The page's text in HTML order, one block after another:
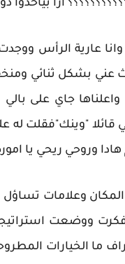
ازا بياخدوا
عارية الرأس
عني بشكل ثنائي
واعلناها جاي على
"وينك"فقلت له
هادا وروحي ريحي يا
وعلامات
ووضعت
ما الخيارات